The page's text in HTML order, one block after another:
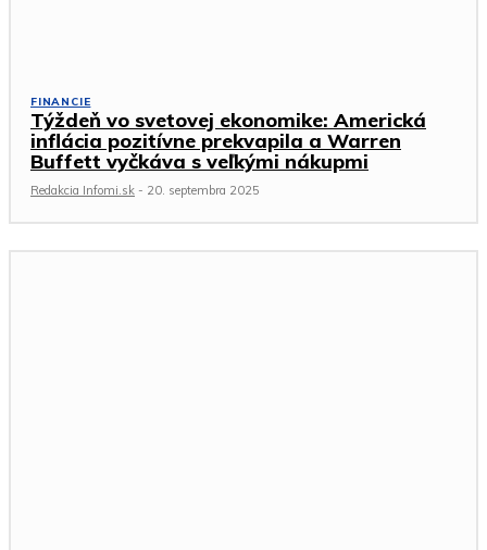
FINANCIE
Týždeň vo svetovej ekonomike: Americká
inflácia pozitívne prekvapila a Warren
Buffett vyčkáva s veľkými nákupmi
Redakcia Infomi.sk - 20. septembra 2025